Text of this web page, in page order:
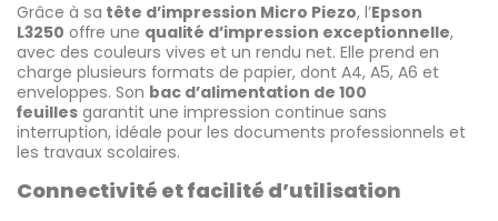
Grâce à sa tête d’impression Micro Piezo, l’Epson
L3250 offre une qualité d’impression exceptionnelle,
avec des couleurs vives et un rendu net. Elle prend en
charge plusieurs formats de papier, dont A4, A5, A6 et
enveloppes. Son bac d’alimentation de 100
feuilles garantit une impression continue sans
interruption, idéale pour les documents professionnels et
les travaux scolaires.
Connectivité et facilité d’utilisation